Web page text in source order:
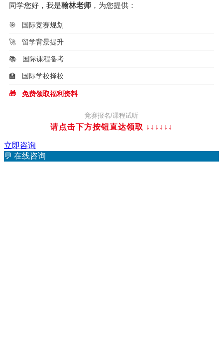
同学您好，我是翰林老师 ，为您提供：
🎯 国际竞赛规划
🚀 留学背景提升
📚 国际课程备考
🏫 国际学校择校
🎁 免费领取福利资料
竞赛报名/课程试听
请点击下方按钮直达领取 ↓↓↓ ↓↓↓
立即咨询
💬 在线咨询